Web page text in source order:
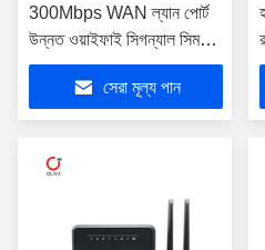
300Mbps WAN ল্যান পোর্ট
উন্নত ওয়াইফাই সিগন্যাল সিম
কার্ড বাইপাস রাউটার মোবাইল
ইন্টারনেট 4 জি এলটিই রাউটার
সেরা মূল্য পান